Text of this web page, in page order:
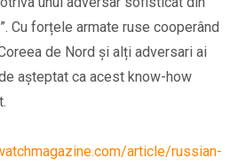
Cu forțele armate ruse cooperând
de Nord și alți adversari ai
așteptat ca acest know-how
article/russian-